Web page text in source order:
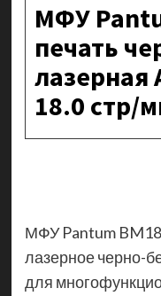
МФУ
печать
лазерная
18.0 стр/
МФУ Pantum
лазерное черно-
для